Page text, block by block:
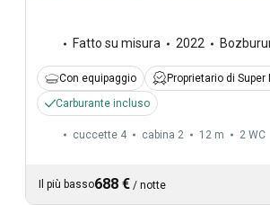
Fatto su misura 2022
Con equipaggio
Proprietario di Super
Carburante incluso
cuccette 4 cabina 2 12 m 2 WC
Il più basso688 € / notte